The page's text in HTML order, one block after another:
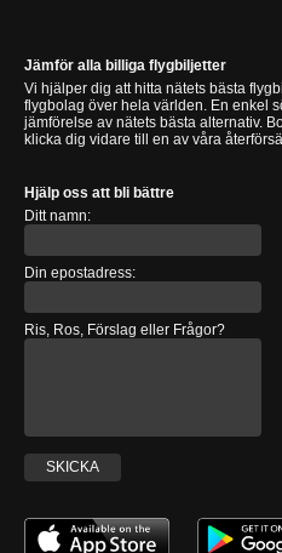
Jämför alla billiga flygbiljetter
Vi hjälper dig att hitta nätets bästa
flygbolag över hela världen. En enkel
jämförelse av nätets bästa alternativ.
klicka dig vidare till en av våra
Hjälp oss att bli bättre
Ditt namn:
Din epostadress:
Ris, Ros, Förslag eller Frågor?
SKICKA